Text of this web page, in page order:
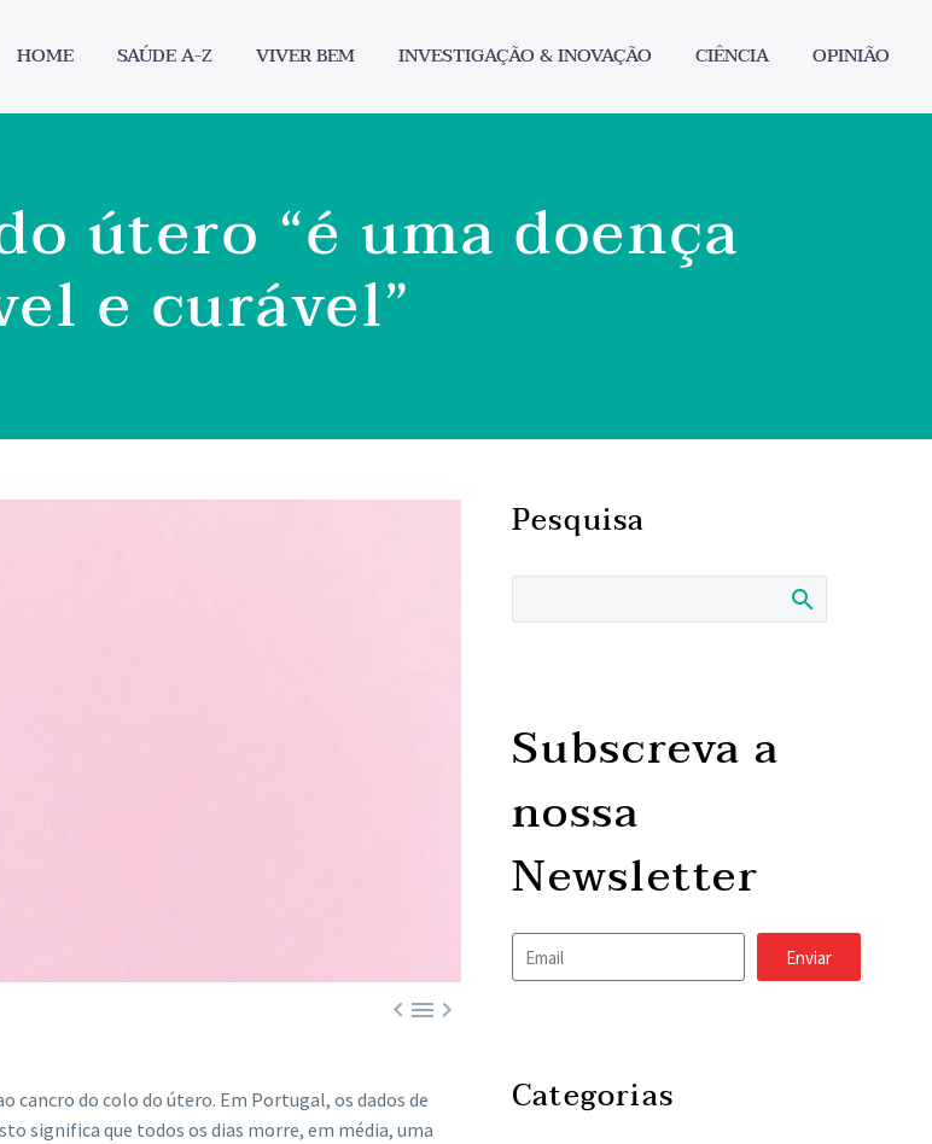
HOME SAÚDE A-Z VIVER BEM INVESTIGAÇÃO & INOVAÇÃO CIÊNCIA OPINIÃO
útero “é uma doença
e curável”

cancro do colo do útero. Em Portugal, os dados de
significa que todos os dias morre, em média, uma
Pesquisa
Subscreva a
nossa
Newsletter
Enviar
Categorias